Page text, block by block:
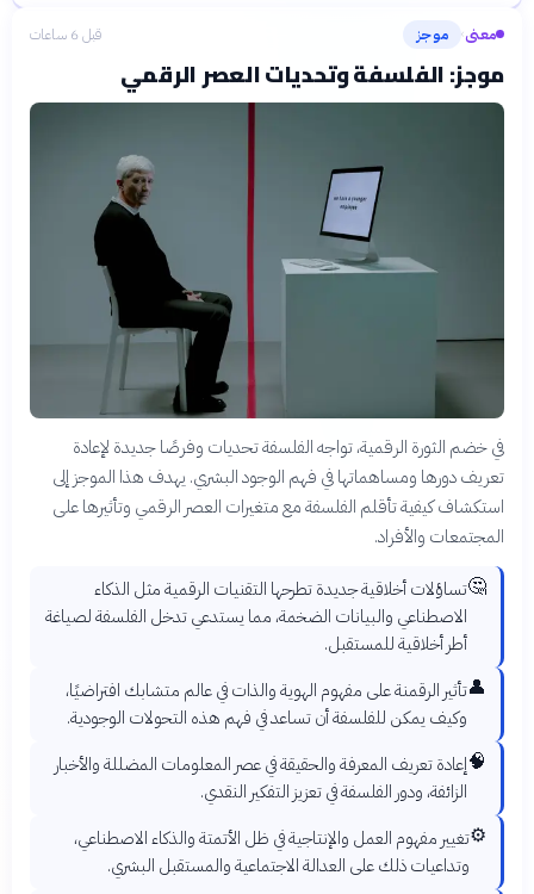
معنى› موجز قبل 6 ساعات
موجز: الفلسفة وتحديات العصر الرقمي
في خضم الثورة الرقمية، تواجه الفلسفة تحديات وفرصًا جديدة لإعادة
تعريف دورها ومساهماتها في فهم الوجود البشري. يهدف هذا الموجز إلى
استكشاف كيفية تأقلم الفلسفة مع متغيرات العصر الرقمي وتأثيرها على
المجتمعات والأفراد.
🤔تساؤلات أخلاقية جديدة تطرحها التقنيات الرقمية مثل الذكاء
الاصطناعي والبيانات الضخمة، مما يستدعي تدخل الفلسفة لصياغة
أطر أخلاقية للمستقبل.
👤تأثير الرقمنة على مفهوم الهوية والذات في عالم متشابك افتراضيًا،
وكيف يمكن للفلسفة أن تساعد في فهم هذه التحولات الوجودية.
🧠إعادة تعريف المعرفة والحقيقة في عصر المعلومات المضللة والأخبار
الزائفة، ودور الفلسفة في تعزيز التفكير النقدي.
⚙️تغيير مفهوم العمل والإنتاجية في ظل الأتمتة والذكاء الاصطناعي،
وتداعيات ذلك على العدالة الاجتماعية والمستقبل البشري.